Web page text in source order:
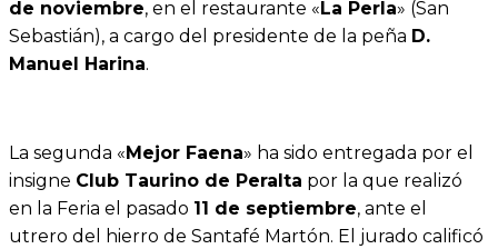
de noviembre, en el restaurante «La Perla» (San
Sebastián), a cargo del presidente de la peña D.
Manuel Harina.
La segunda « Mejor Faena» ha sido entregada por el
insigne Club Taurino de Peralta por la que realizó
en la Feria el pasado 11 de septiembre, ante el
utrero del hierro de Santafé Martón. El jurado calificó